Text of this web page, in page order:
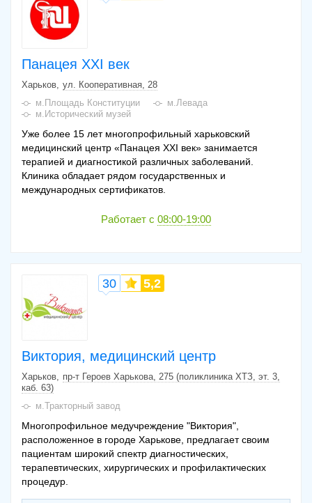
Панацея XXI век
Харьков ул. Кооперативная, 28
м.Площадь Конституции
м.Левада
м.Исторический музей
Уже более 15 лет многопрофильный харьковский
медицинский центр «Панацея XXI век» занимается
терапией и диагностикой различных заболеваний.
Клиника обладает рядом государственных и
международных сертификатов.
Работает с 08:00-19:00
Виктория, медицинский центр
30 5,2
Харьков
пр-т Героев Харькова, 275 (поликлиника ХТЗ, эт. 3,
каб. 63)
м.Тракторный завод
Многопрофильное медучреждение "Виктория",
расположенное в городе Харькове, предлагает своим
пациентам широкий спектр диагностических,
терапевтических, хирургических и профилактических
процедур.